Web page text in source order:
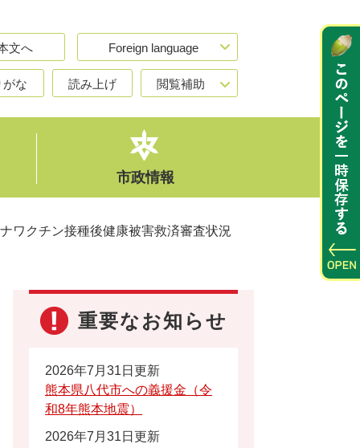
文へ Foreign language
がな 読み上げ 閲覧補助
市政情報
ワクチン接種後健康被害救済審査状況
重要なお知らせ
2026年7月31日更新
熊本県八代市への義援金（令
和8年熊本地震）
2026年7月31日更新